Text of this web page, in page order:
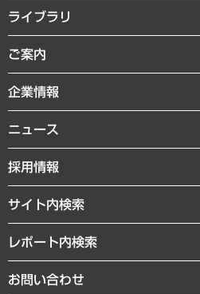
経営戦略
組織・人事戦略
デジタルイノベーション
共生・ダイバーシティ
GRC（ガバナンス・リスク・コンプライア
経済・産業・雇用・労働
まちづくり・観光・交通・スポーツ・スマー
自然資源・農林水産業・食料システム
ライブラリ
経済調査
レポート
コラム
経営用語集
受託・受注実績（官公庁関連）
メディア掲載・出演
ご案内
セミナー・イベント情報
MUFGビジネスセミナー
受託案件情報
企業情報
私たちの想い
社長メッセージ
会社概要
沿革
組織図・本部部室紹介
インドネシア現地法人
ニュース
ニュースリリース
お知らせ
採用情報
サイト内検索
レポート内検索
お問い合わせ